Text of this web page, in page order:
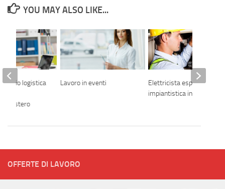
YOU MAY ALSO LIKE...
Lavoro in eventi
Elettricista esperto in
impiantistica industriale
ufficio logistica
estero
OFFERTE DI LAVORO